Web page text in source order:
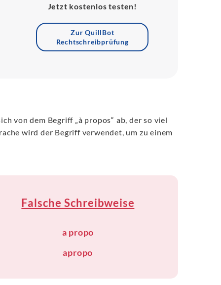
Jetzt kostenlos testen!
Zur QuillBot
Rechtschreibprüfung
von dem Begriff „à propos“ ab, der so viel
wird der Begriff verwendet, um zu einem
Falsche Schreibweise
a propo
apropo